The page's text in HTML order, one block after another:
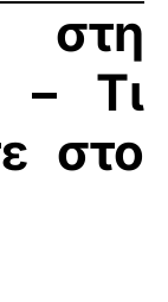
– Τι
στο